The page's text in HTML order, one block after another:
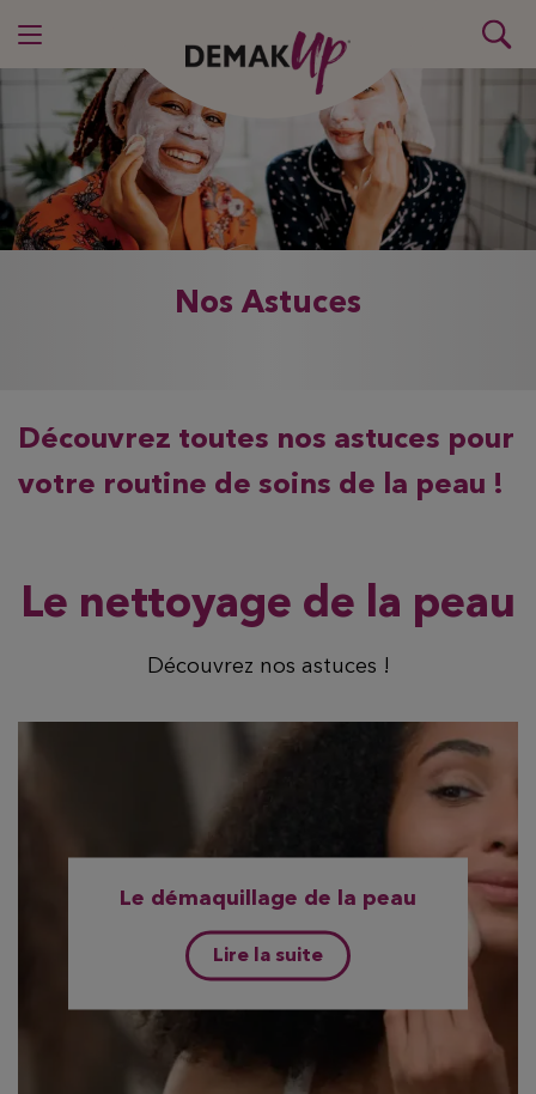
Nos Astuces
Découvrez toutes nos astuces pour
votre routine de soins de la peau !
Le nettoyage de la peau
Découvrez nos astuces !
Le démaquillage de la peau
Lire la suite